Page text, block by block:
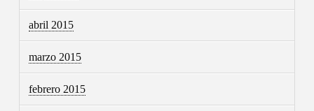
abril 2015
marzo 2015
febrero 2015